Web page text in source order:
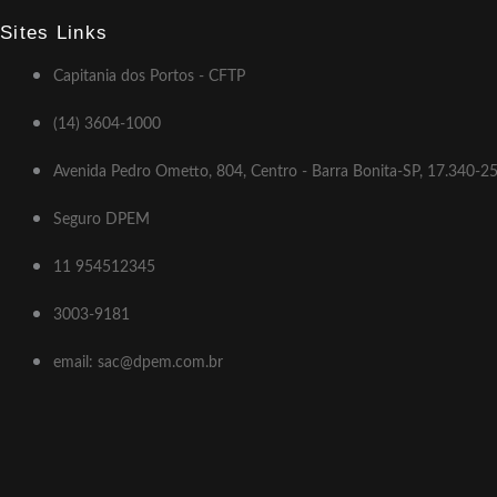
Sites Links
Capitania dos Portos - CFTP
(14) 3604-1000
Avenida Pedro Ometto, 804, Centro - Barra Bonita-SP, 17.340-
Seguro DPEM
11 954512345
3003-9181
email: sac@dpem.com.br